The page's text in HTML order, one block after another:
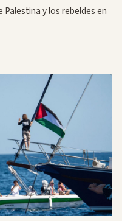
y los rebeldes en